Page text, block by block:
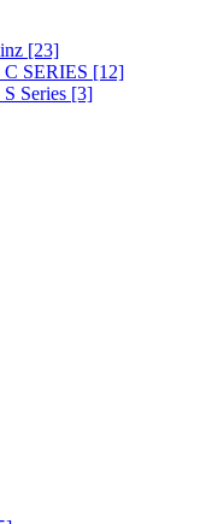
[23]
C SERIES [12]
Series [3]